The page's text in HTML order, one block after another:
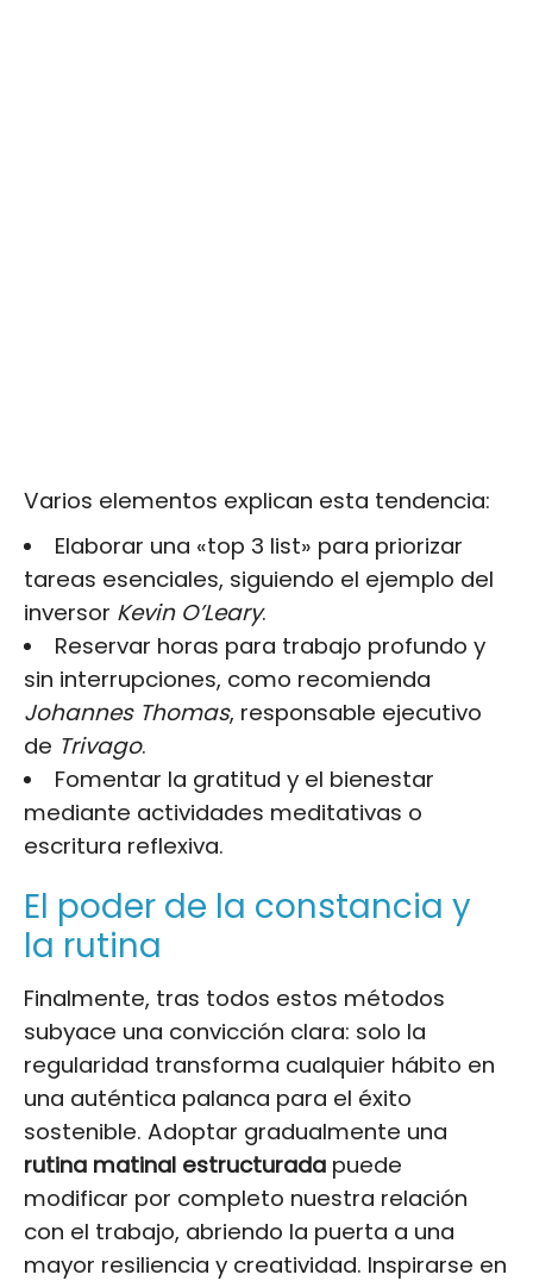
Varios elementos explican esta tendencia:
Elaborar una «top 3 list» para priorizar
tareas esenciales, siguiendo el ejemplo del
inversor Kevin O’Leary.
Reservar horas para trabajo profundo y
sin interrupciones, como recomienda
Johannes Thomas, responsable ejecutivo
de Trivago.
Fomentar la gratitud y el bienestar
mediante actividades meditativas o
escritura reflexiva.
El poder de la constancia y
la rutina
Finalmente, tras todos estos métodos
subyace una convicción clara: solo la
regularidad transforma cualquier hábito en
una auténtica palanca para el éxito
sostenible. Adoptar gradualmente una
rutina matinal estructurada puede
modificar por completo nuestra relación
con el trabajo, abriendo la puerta a una
mayor resiliencia y creatividad. Inspirarse en